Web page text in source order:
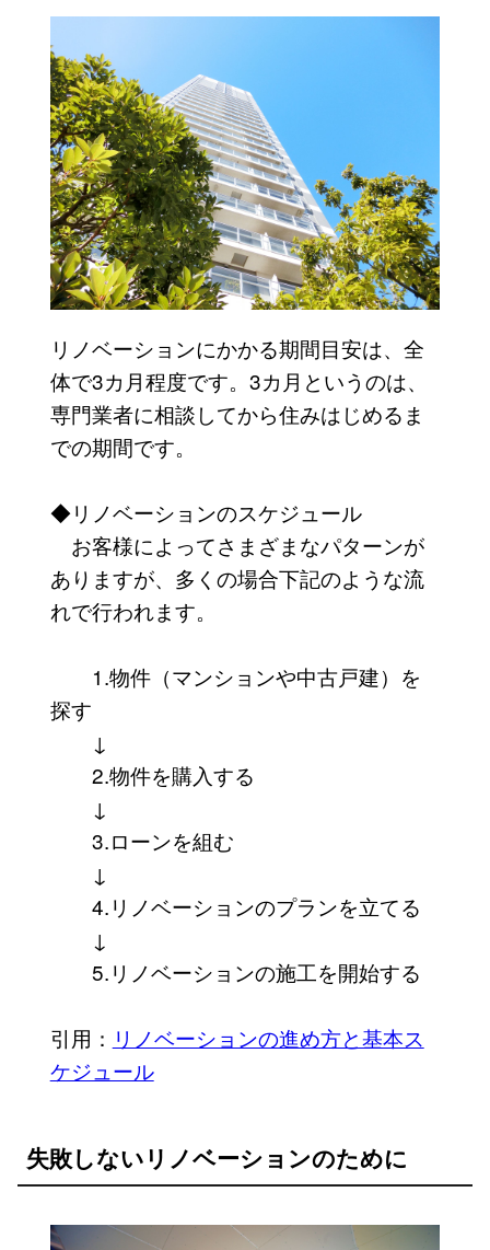
リノベーションにかかる期間目安は、全
体で3カ月程度です。3カ月というのは、
専門業者に相談してから住みはじめるま
での期間です。
◆リノベーションのスケジュール
お客様によってさまざまなパターンが
ありますが、多くの場合下記のような流
れで行われます。
1.物件（マンションや中古戸建）を
探す
↓
2.物件を購入する
↓
3.ローンを組む
↓
4.リノベーションのプランを立てる
↓
5.リノベーションの施工を開始する
引用： リノベーションの進め方と基本ス
ケジュール
失敗しないリノベーションのために